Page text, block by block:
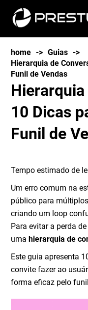
home -> Guias ->
Hierarquia de
Funil de Vendas
10 Dicas
Funil de
Tempo estimado de
Um erro comum na
público para
criando um loop
Para evitar a perda
umahierarquia de
Este guia apresenta
convite fazer ao
forma eficaz pelo